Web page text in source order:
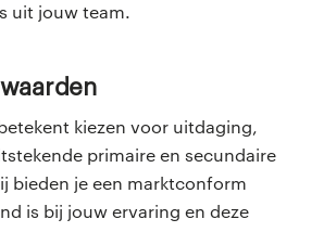
uit jouw team.
kiezen voor uitdaging,
primaire en secundaire
bieden je een marktconform
is bij jouw ervaring en deze